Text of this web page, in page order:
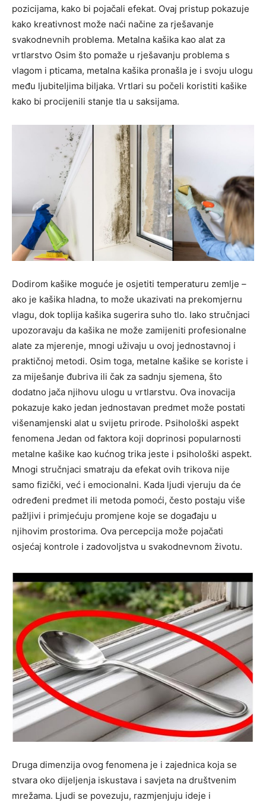
pozicijama, kako bi pojačali efekat. Ovaj pristup pokazuje
kako kreativnost može naći načine za rješavanje
svakodnevnih problema. Metalna kašika kao alat za
vrtlarstvo Osim što pomaže u rješavanju problema s
vlagom i pticama, metalna kašika pronašla je i svoju ulogu
među ljubiteljima biljaka. Vrtlari su počeli koristiti kašike
kako bi procijenili stanje tla u saksijama.
Dodirom kašike moguće je osjetiti temperaturu zemlje –
ako je kašika hladna, to može ukazivati na prekomjernu
vlagu, dok toplija kašika sugerira suho tlo. Iako stručnjaci
upozoravaju da kašika ne može zamijeniti profesionalne
alate za mjerenje, mnogi uživaju u ovoj jednostavnoj i
praktičnoj metodi. Osim toga, metalne kašike se koriste i
za miješanje đubriva ili čak za sadnju sjemena, što
dodatno jača njihovu ulogu u vrtlarstvu. Ova inovacija
pokazuje kako jedan jednostavan predmet može postati
višenamjenski alat u svijetu prirode. Psihološki aspekt
fenomena Jedan od faktora koji doprinosi popularnosti
metalne kašike kao kućnog trika jeste i psihološki aspekt.
Mnogi stručnjaci smatraju da efekat ovih trikova nije
samo fizički, već i emocionalni. Kada ljudi vjeruju da će
određeni predmet ili metoda pomoći, često postaju više
pažljivi i primjećuju promjene koje se događaju u
njihovim prostorima. Ova percepcija može pojačati
osjećaj kontrole i zadovoljstva u svakodnevnom životu.
Druga dimenzija ovog fenomena je i zajednica koja se
stvara oko dijeljenja iskustava i savjeta na društvenim
mrežama. Ljudi se povezuju, razmjenjuju ideje i